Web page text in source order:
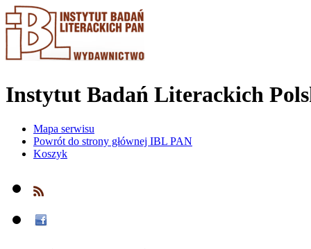
Instytut Badań Literackich
Mapa serwisu
Powrót do strony głównej IBL PAN
Koszyk